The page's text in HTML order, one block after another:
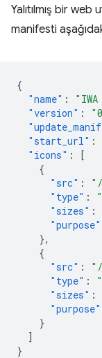
Yalıtılmış bir
manifesti
{
"name" :
"version" :
"start_url" :
"icons" :
[
{
"src" : "/
"type" :
"sizes" :
"purpose"
},
{
"src" : "/
"type" :
"sizes" :
"purpose"
}
]
}